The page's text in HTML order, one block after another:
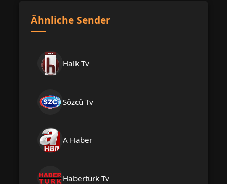
Ähnliche Sender
Halk Tv
Sözcü Tv
A Haber
Habertürk Tv